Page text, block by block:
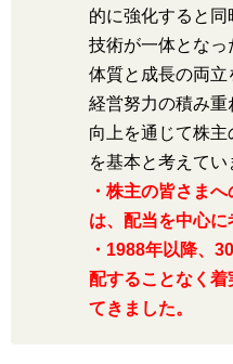
的に強化すると
技術が一体とな
体質と成長の両立
経営努力の積み
向上を通じて株
を基本と考えてい
・株主の皆さま
は、配当を中心に
・1988年以降、
配することなく
てきました。